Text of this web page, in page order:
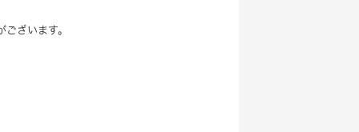
ざいます。